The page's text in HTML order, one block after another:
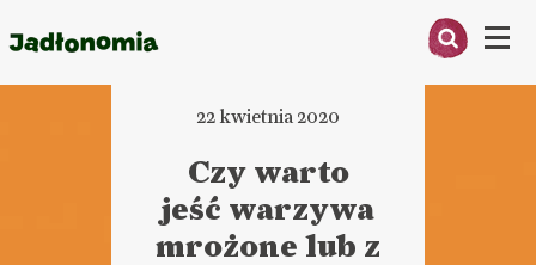
Menu
O MNIE
PRZEPISY
ARTYKUŁY
22 kwietnia 2020
Czy warto
jeść warzywa
mrożone lub z